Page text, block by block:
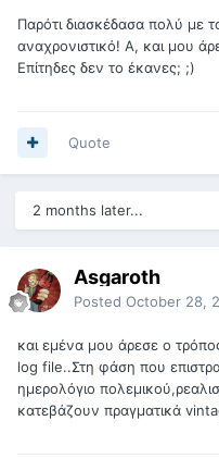
Παρότι διασκέδασα πολύ με
αναχρονιστικό! Α, και μου
Επίτηδες δεν το έκανες; ;)
Quote
2 months later...
Asgaroth
Posted October 28,
και εμένα μου άρεσε ο
log file..Στη φάση που
ημερολόγιο
κατεβάζουν πραγματικά